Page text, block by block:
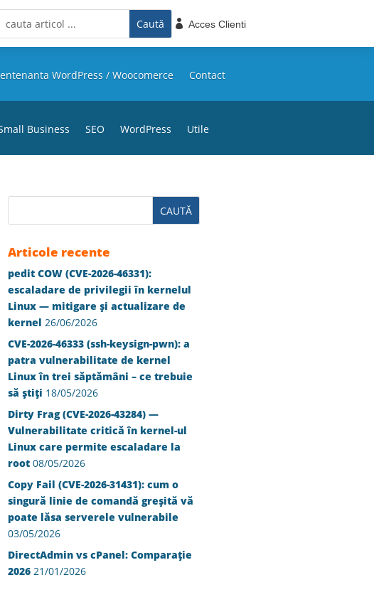
 Acces Clienti
WordPress / Woocomerce Contact
Business SEO WordPress Utile
Articole recente
pedit COW (CVE-2026-46331):
escaladare de privilegii în kernelul
Linux — mitigare și actualizare de
kernel 26/06/2026
CVE-2026-46333 (ssh-keysign-pwn): a
patra vulnerabilitate de kernel
Linux în trei săptămâni – ce trebuie
să știți 18/05/2026
Dirty Frag (CVE-2026-43284) —
Vulnerabilitate critică în kernel-ul
Linux care permite escaladare la
root 08/05/2026
Copy Fail (CVE-2026-31431): cum o
singură linie de comandă greșită vă
poate lăsa serverele vulnerabile
03/05/2026
DirectAdmin vs cPanel: Comparație
2026 21/01/2026